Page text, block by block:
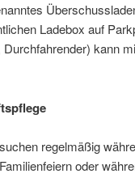
Ladebox auf
kann
regelmäßig
oder